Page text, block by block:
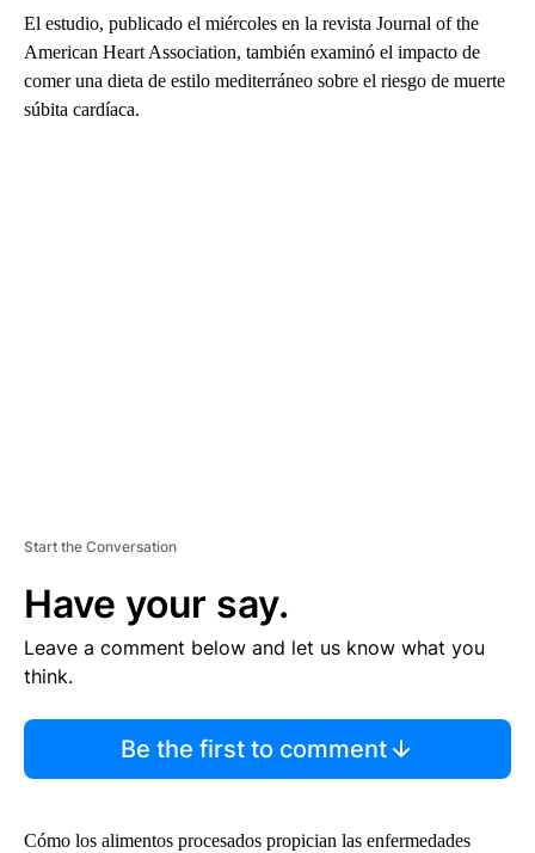
El estudio, publicado el miércoles en la revista Journal of the
American Heart Association, también examinó el impacto de
comer una dieta de estilo mediterráneo sobre el riesgo de muerte
súbita cardíaca.
Start the Conversation
Have your say.
Leave a comment below and let us know what you
think.
Be the first to comment
Cómo los alimentos procesados propician las enfermedades